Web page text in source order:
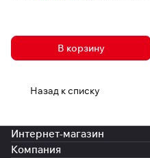
В корзину
Назад к списку
Интернет-магазин
Компания